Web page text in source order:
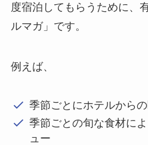
度宿泊してもらうために、
ルマガ」です。
例えば、
季節ごとにホテルから
季節ごとの旬な食材に
ュー